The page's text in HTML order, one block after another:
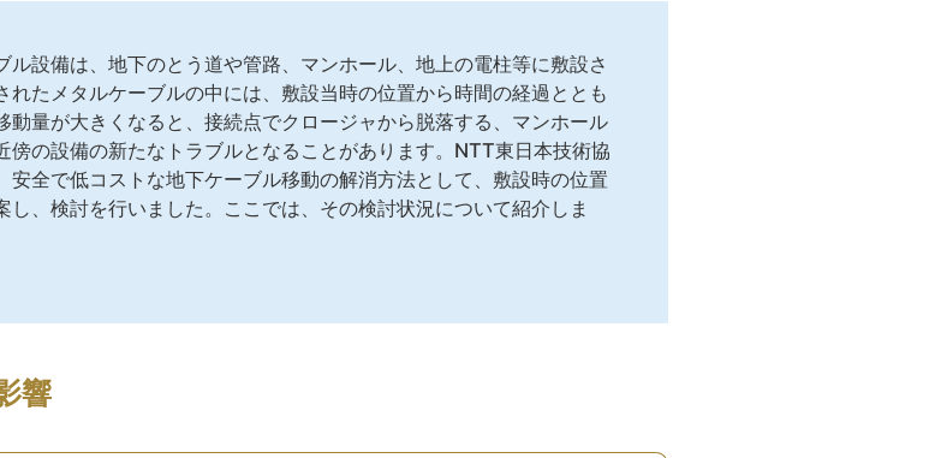
設備は、地下のとう道や管路、マンホール、地上の電柱等に敷設さ
たメタルケーブルの中には、敷設当時の位置から時間の経過ととも
動量が大きくなると、接続点でクロージャから脱落する、マンホール
傍の設備の新たなトラブルとなることがあります。NTT東日本技術協
全で低コストな地下ケーブル移動の解消方法として、敷設時の位置
、検討を行いました。ここでは、その検討状況について紹介しま
響